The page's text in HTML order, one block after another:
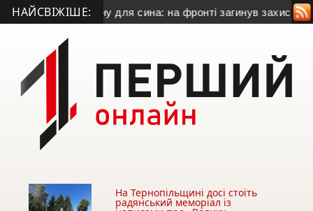
НАЙСВІЖІШЕ:
ікону для сина: на фронті загинув захисник із
На Тернопільщині досі стоїть
радянський меморіал із